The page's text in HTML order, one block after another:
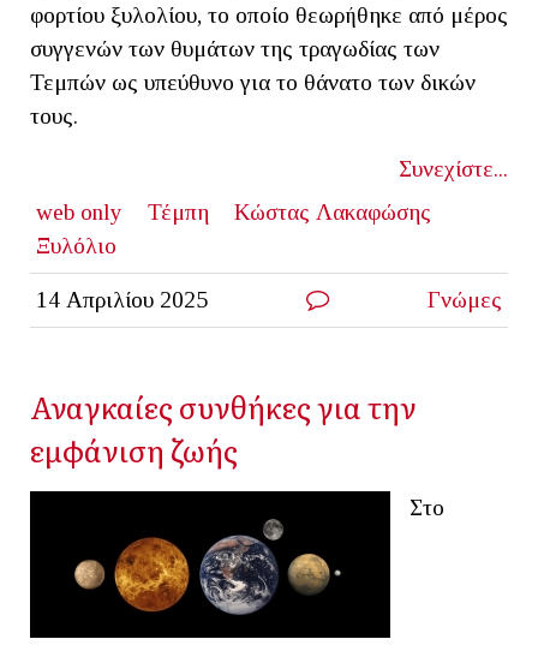
φορτίου ξυλολίου, το οποίο θεωρήθηκε από μέρος
συγγενών των θυμάτων της τραγωδίας των
Τεμπών ως υπεύθυνο για το θάνατο των δικών
τους.
Συνεχίστε...
web only
Τέμπη
Κώστας Λακαφώσης
Ξυλόλιο
14 Απριλίου 2025 Γνώμες
Αναγκαίες συνθήκες για την
εμφάνιση ζωής
Στο